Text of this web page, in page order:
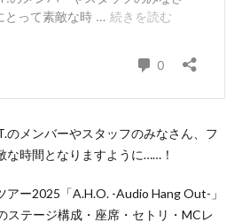
のメンバーやスタッフのみなさん、フ
な時間となりますように……！
アー2025「A.H.O. -Audio Hang Out-」
ステージ構成・座席・セトリ・MCレ